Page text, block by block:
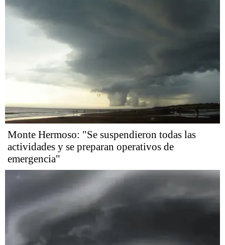
Monte Hermoso: "Se suspendieron todas las
actividades y se preparan operativos de
emergencia"